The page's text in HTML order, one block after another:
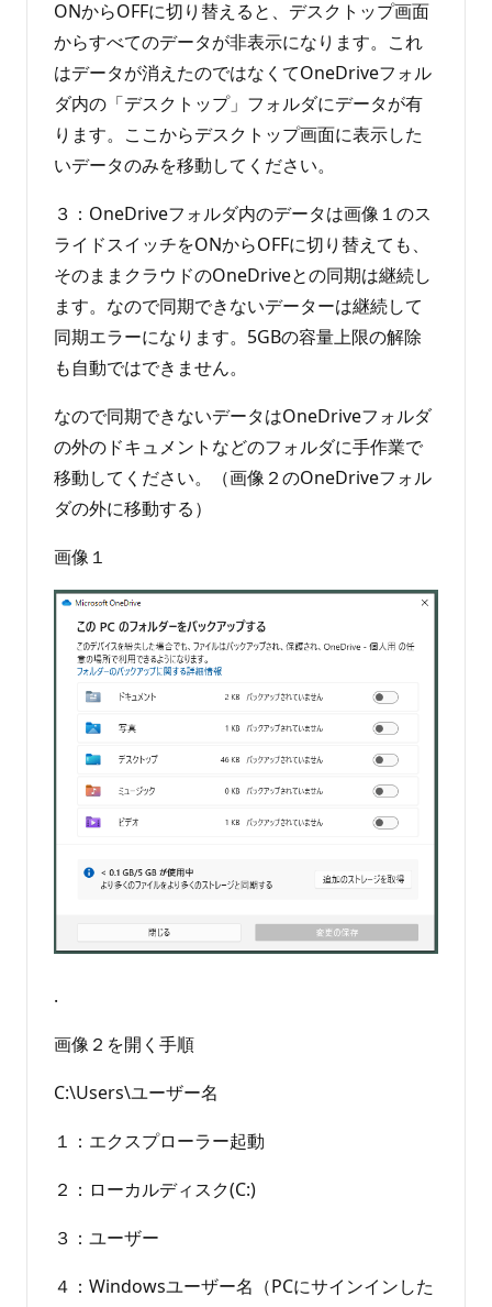
ONからOFFに切り替えると、デスクトップ画面
からすべてのデータが非表示になります。これ
はデータが消えたのではなくてOneDriveフォル
ダ内の「デスクトップ」フォルダにデータが有
ります。ここからデスクトップ画面に表示した
いデータのみを移動してください。
３：OneDriveフォルダ内のデータは画像１のス
ライドスイッチをONからOFFに切り替えても、
そのままクラウドのOneDriveとの同期は継続し
ます。なので同期できないデーターは継続して
同期エラーになります。5GBの容量上限の解除
も自動ではできません。
なので同期できないデータはOneDriveフォルダ
の外のドキュメントなどのフォルダに手作業で
移動してください。（画像２のOneDriveフォル
ダの外に移動する）
画像１
.
画像２を開く手順
C:\Users\ユーザー名
１：エクスプローラー起動
２：ローカルディスク(C:)
３：ユーザー
４：Windowsユーザー名（PCにサインインした